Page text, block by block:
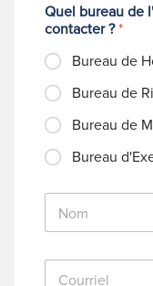
Quel bureau de
contacter ?*
Bureau de
Bureau de
Bureau de
Bureau
N
m
C